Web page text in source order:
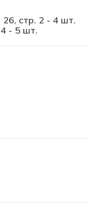
26, стр. 2 - 4 шт.
4 - 5 шт.